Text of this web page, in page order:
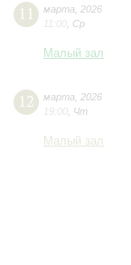
11 марта
2026
11:00 Ср
Малый зал
12 марта
2026
19:00 Чт
Малый зал